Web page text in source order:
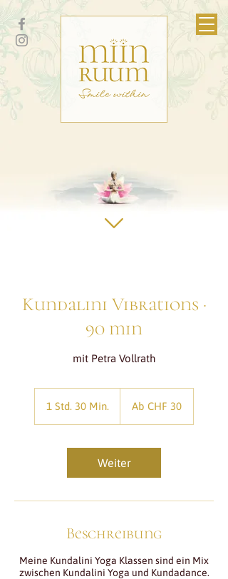
Kundalini Vibrations ·
90 min
mit Petra Vollrath
1 Std. 30 Min.
0
Schweizer
Ab CHF 30
Weiter
Beschreibung
Meine Kundalini Yoga Klassen sind ein Mix
zwischen Kundalini Yoga und Kundadance.